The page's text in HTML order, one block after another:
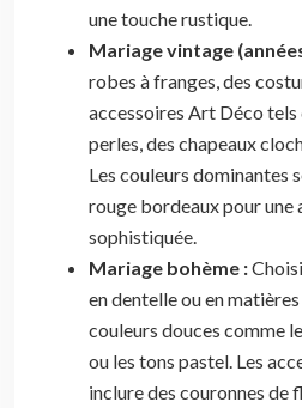
une touche rustique.
Mariage vintage
robes à franges, des
accessoires Art Déco tels
perles, des chapeaux
Les couleurs dominantes
rouge bordeaux pour une
sophistiquée.
Mariage bohème :
en dentelle ou en
couleurs douces comme
ou les tons pastel. Les
inclure des couronnes de